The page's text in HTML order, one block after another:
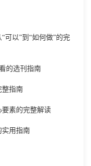
可以”到“如何做”的完
的选刊指南
整指南
素的完整解读
实用指南